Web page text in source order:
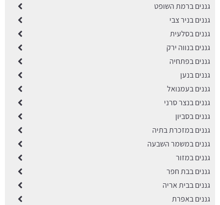
גננים ברמת השופט
גננים בניר צבי
גננים בסלעית
גננים בנווה ירק
גננים בפתחיה
גננים בנען
גננים בעמנואל
גננים בנצר סרני
גננים בסביון
גננים במזכרת בתיה
גננים במשמר השבעה
גננים במזור
גננים בבת חפר
גננים בבית אריה
גננים באפרת